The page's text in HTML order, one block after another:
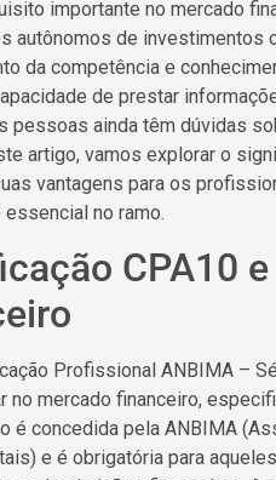
importante no mercado
autônomos de investimentos
da competência e
de prestar
pessoas ainda têm dúvidas
artigo, vamos explorar o
vantagens para os
no ramo.
CPA10
Profissional ANBIMA –
no mercado financeiro,
é concedida pela ANBIMA
e é obrigatória para